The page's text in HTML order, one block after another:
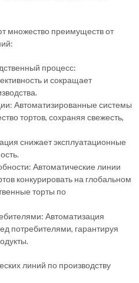
множество преимуществ от
процесс:
и сокращает
Автоматизированные системы
тортов, сохраняя свежесть,
снижает эксплуатационные
Автоматические линии
конкурировать на глобальном
торты по
Автоматизация
потребителями, гарантируя
линий по производству